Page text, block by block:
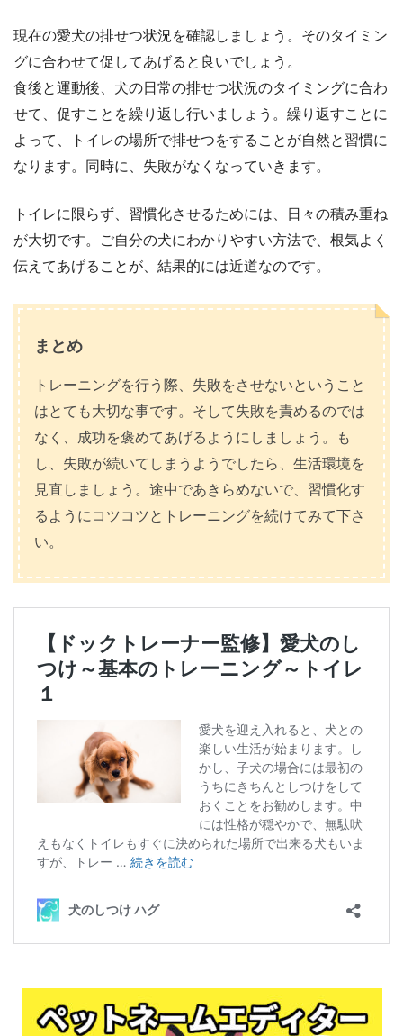
現在の愛犬の排せつ状況を確認しましょう。そのタイミン
グに合わせて促してあげると良いでしょう。
食後と運動後、犬の日常の排せつ状況のタイミングに合わ
せて、促すことを繰り返し行いましょう。繰り返すことに
よって、トイレの場所で排せつをすることが自然と習慣に
なります。同時に、失敗がなくなっていきます。
トイレに限らず、習慣化させるためには、日々の積み重ね
が大切です。ご自分の犬にわかりやすい方法で、根気よく
伝えてあげることが、結果的には近道なのです。
まとめ
トレーニングを行う際、失敗をさせないということ
はとても大切な事です。そして失敗を責めるのでは
なく、成功を褒めてあげるようにしましょう。も
し、失敗が続いてしまうようでしたら、生活環境を
見直しましょう。途中であきらめないで、習慣化す
るようにコツコツとトレーニングを続けてみて下さ
い。